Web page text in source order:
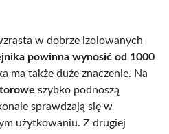
w dobrze izolowanych
powinna wynosić od 1000
ma także duże znaczenie. Na
szybko podnoszą
sprawdzają się w
użytkowaniu. Z drugiej